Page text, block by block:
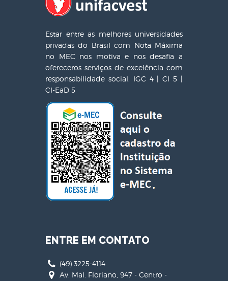
Estar entre as melhores universidades
privadas do Brasil com Nota Máxima
no MEC nos motiva e nos desafia a
ofereceros serviços de excelência com
responsabilidade social. IGC 4 | CI 5 |
CI-EaD 5
ENTRE EM CONTATO
(49) 3225-4114
Av. Mal. Floriano, 947 - Centro -